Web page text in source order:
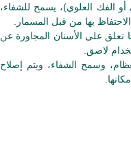
الفك العلوي)، يسمح للشفاء،
نعلق على الأسنان المجاورة عن
لاصق.
وسمح الشفاء، ويتم إصلاح